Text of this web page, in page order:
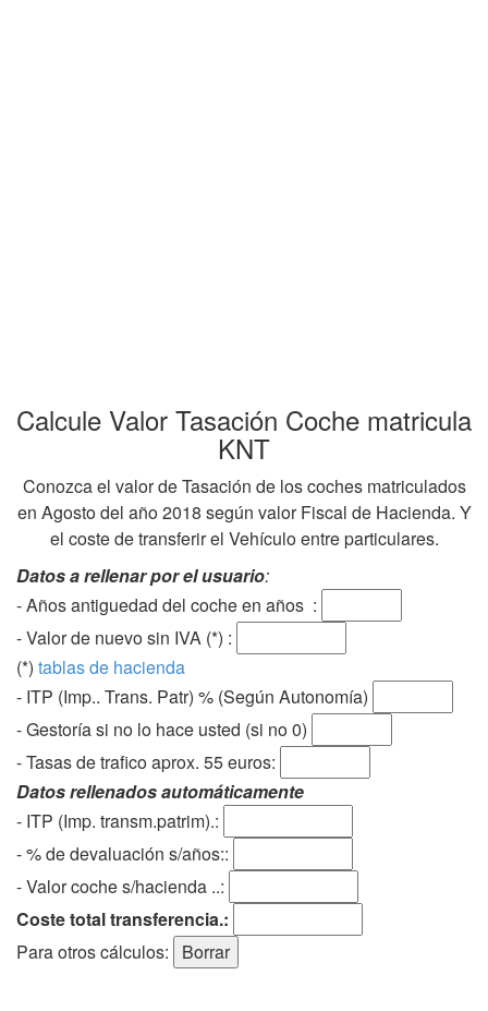
Calcule Valor Tasación Coche matricula
KNT
Conozca el valor de Tasación de los coches matriculados
en Agosto del año 2018 según valor Fiscal de Hacienda. Y
el coste de transferir el Vehículo entre particulares.
Datos a rellenar por el usuario:
- Años antiguedad del coche en años :
- Valor de nuevo sin IVA (*) :
(*) tablas de hacienda
- ITP (Imp.. Trans. Patr) % (Según Autonomía)
- Gestoría si no lo hace usted (si no 0)
-Tasas de trafico aprox. 55 euros:
Datos rellenados automáticamente
- ITP (Imp. transm.patrim).:
- % de devaluación s/años::
- Valor coche s/hacienda ..:
Coste total transferencia.:
Para otros cálculos: